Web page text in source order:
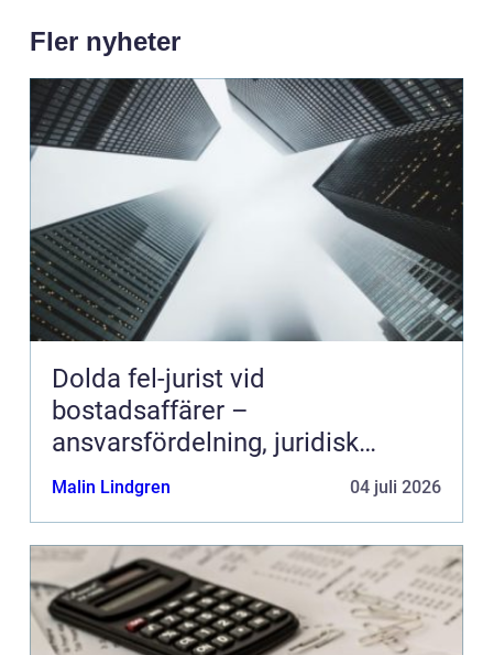
Fler nyheter
Dolda fel-jurist vid
bostadsaffärer –
ansvarsfördelning, juridisk
prövning och hantering av
fastighetstvister
Malin Lindgren 04 juli 2026